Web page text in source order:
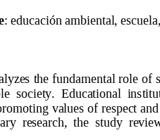
: educación ambiental,
the fundamental role of
society. Educational
values of respect
research, the study re